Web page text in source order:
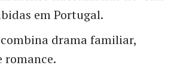
em Portugal.
drama familiar,
romance.